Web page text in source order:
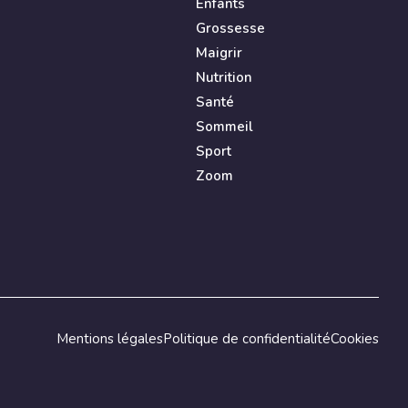
Enfants
Grossesse
Maigrir
Nutrition
Santé
Sommeil
Sport
Zoom
Mentions légalesPolitique de confidentialitéCookies